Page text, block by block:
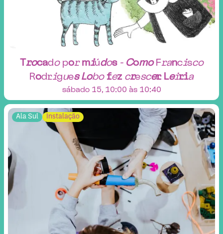
T rocado por miúdos - Como Francisco
Rodrigues Lobo fez crescer Leiria
sábado 15, 10:00 às 10:40
Ala Sul Instalação